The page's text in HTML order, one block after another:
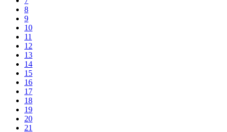
8
9
10
11
12
13
14
15
16
17
18
19
20
21